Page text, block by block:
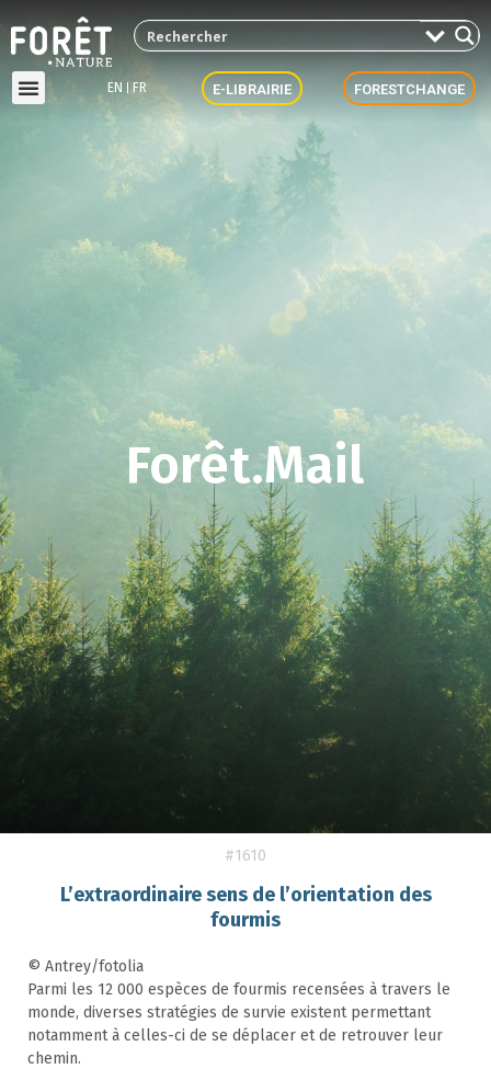
EN FR E-LIBRAIRIE FORESTCHANGE
Forêt.Mail
#1610
L’extraordinaire sens de l’orientation des
fourmis
© Antrey/fotolia
Parmi les 12 000 espèces de fourmis recensées à travers le
monde, diverses stratégies de survie existent permettant
notamment à celles-ci de se déplacer et de retrouver leur
chemin.